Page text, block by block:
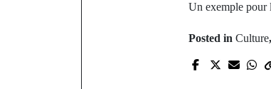
Un exemple pour
Posted in Culture,